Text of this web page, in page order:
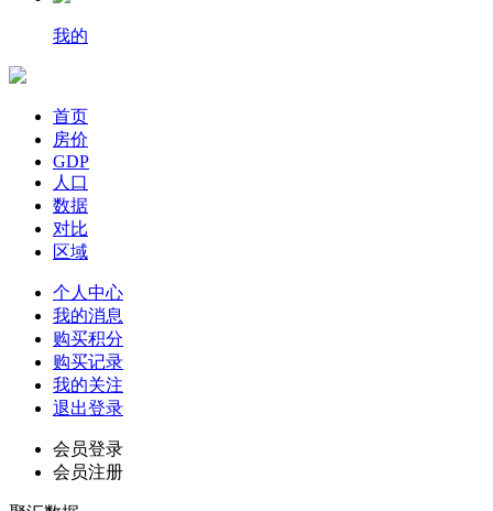
我的
首页
房价
GDP
人口
数据
对比
区域
个人中心
我的消息
购买积分
购买记录
我的关注
退出登录
会员登录
会员注册